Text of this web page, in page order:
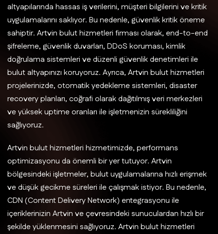
altyapılarında hassas iş verilerini, müşteri bilgilerini ve kritik
uygulamalarını saklıyor. Bu nedenle, güvenlik kritik öneme
sahiptir. Artvin bulut hizmetleri firması olarak, end-to-end
şifreleme, güvenlik duvarları, DDoS koruması, kimlik
doğrulama sistemleri ve düzenli güvenlik denetimleri ile
bulut altyapınızı koruyoruz. Ayrıca, Artvin bulut hizmetleri
projelerinizde, otomatik yedekleme sistemleri, disaster
recovery planları, coğrafi olarak dağıtılmış veri merkezleri
ve yüksek uptime oranları ile işletmenizin sürekliliğini
sağlıyoruz.
Artvin bulut hizmetleri hizmetimizde, performans
optimizasyonu da önemli bir yer tutuyor. Artvin
bölgesindeki işletmeler, bulut uygulamalarına hızlı erişmek
ve düşük gecikme süreleri ile çalışmak istiyor. Bu nedenle,
CDN (Content Delivery Network) entegrasyonu ile
içeriklerinizin Artvin ve çevresindeki sunuculardan hızlı bir
şekilde yüklenmesini sağlıyoruz. Artvin bulut hizmetleri